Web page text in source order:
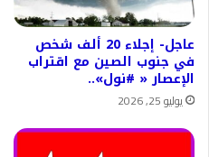
عاجل- إجلاء 20 ألف شخص
في جنوب الصين مع اقتراب
الإعصار « #نول»..
يوليو 25, 2026